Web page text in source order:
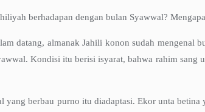
berhadapan dengan bulan Syawwal?
datang, almanak Jahili konon sudah
Kondisi itu berisi isyarat, bahwa rahim
yang berbau purno itu diadaptasi. Ekor unta